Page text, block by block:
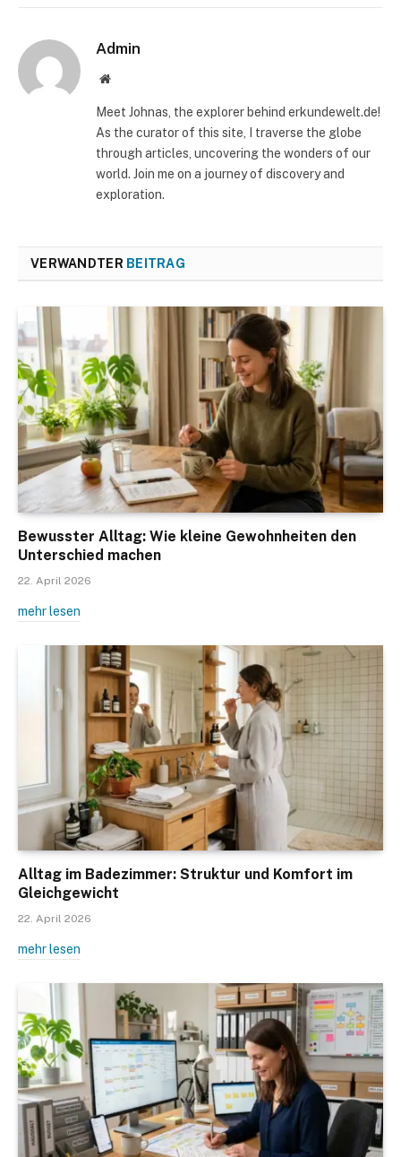
Admin
Website
Meet Johnas, the explorer behind erkundewelt.de!
As the curator of this site, I traverse the globe
through articles, uncovering the wonders of our
world. Join me on a journey of discovery and
exploration.
VERWANDTER BEITRAG
Bewusster Alltag: Wie kleine Gewohnheiten den
Unterschied machen
22. April 2026
mehr lesen
Alltag im Badezimmer: Struktur und Komfort im
Gleichgewicht
22. April 2026
mehr lesen